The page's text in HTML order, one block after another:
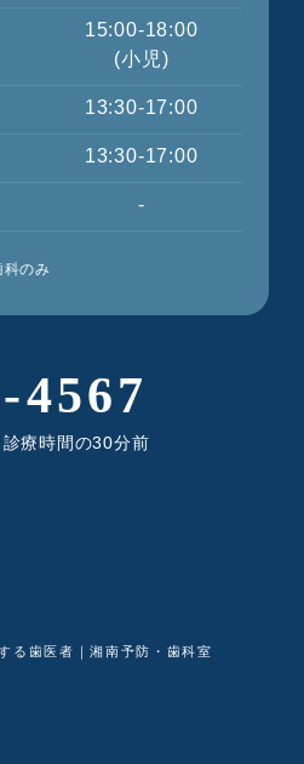
15:00-18:00
(小児)
13:30-17:00
13:30-17:00
-
のみ
4567
診療時間の30分前
る歯医者｜湘南予防・歯科室